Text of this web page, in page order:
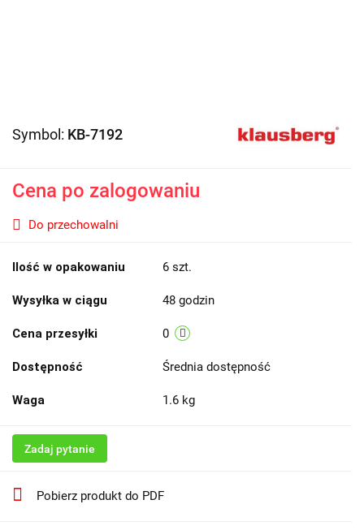
Symbol: KB-7192
Cena po zalogowaniu
Do przechowalni
Ilość w opakowaniu 6 szt.
Wysyłka w ciągu 48 godzin
Cena przesyłki 0
Dostępność Średnia dostępność
Waga 1.6 kg
Zadaj pytanie
Pobierz produkt do PDF